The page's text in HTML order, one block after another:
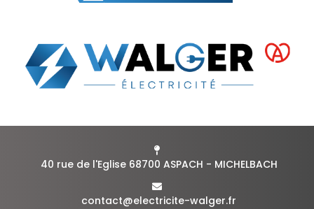
40 rue de l'Eglise 68700 ASPACH - MICHELBACH
contact@electricite-walger.fr